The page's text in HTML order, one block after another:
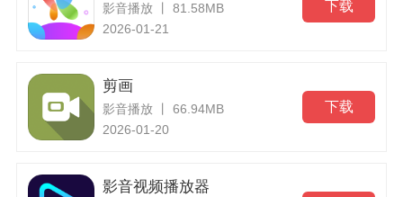
影音播放 丨 81.58MB
2026-01-21
下载
剪画
影音播放 丨 66.94MB
2026-01-20
下载
影音视频播放器